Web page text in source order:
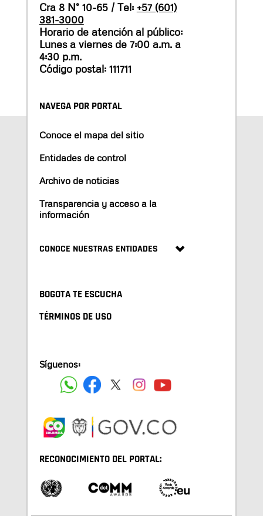
Cra 8 N° 10-65 / Tel: +57 (601)
381-3000
Horario de atención al público:
Lunes a viernes de 7:00 a.m. a
4:30 p.m.
Código postal: 111711
NAVEGA POR PORTAL
Conoce el mapa del sitio
Entidades de control
Archivo de noticias
Transparencia y acceso a la
información
CONOCE NUESTRAS ENTIDADES
BOGOTA TE ESCUCHA
TÉRMINOS DE USO
Síguenos:
RECONOCIMIENTO DEL PORTAL: